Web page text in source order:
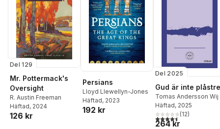
Del 129
Mr. Pottermack's
Oversight
R. Austin Freeman
Häftad, 2024
126 kr
Persians
Lloyd Llewellyn-Jones
Häftad, 2023
192 kr
Del 2025
Gud är inte
Tomas Andersson Wij
Häftad, 2025
4,5utav 5 stjärnor.
(12)
264 kr